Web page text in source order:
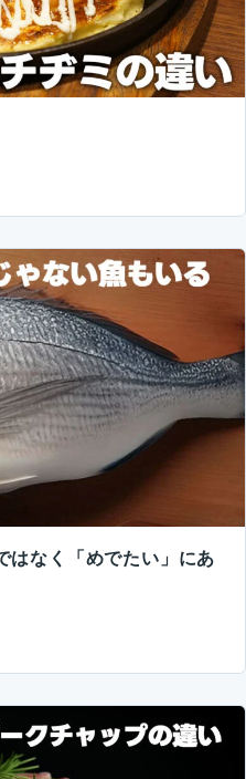
はなく「めでたい」にあ